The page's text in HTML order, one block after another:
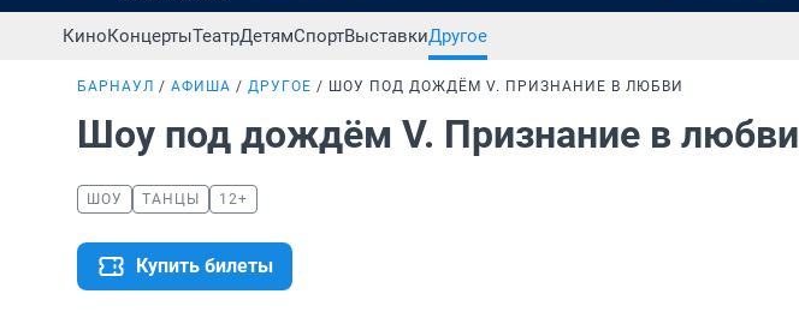
КиноКонцертыТеатрДетямСпортВыставкиДругое
БАРНАУЛ АФИША ДРУГОЕ ШОУ ПОД ДОЖДЁМ V. ПРИЗНАНИЕ В ЛЮБВИ
Шоу под дождём V. Признание в любви
ШОУ ТАНЦЫ 12+
Купить билеты